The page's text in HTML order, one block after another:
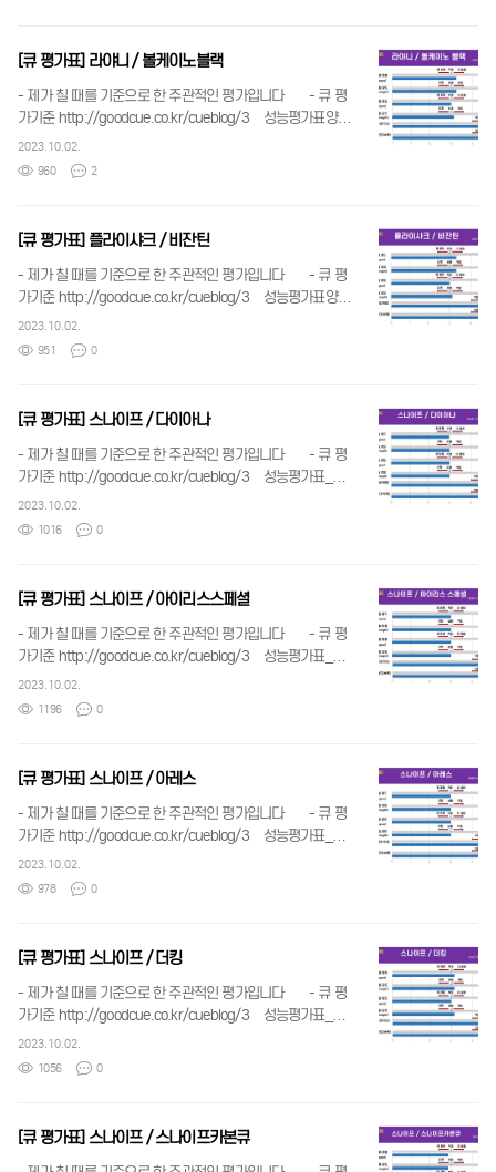
[큐 평가표] 라야니 / 볼케이노블랙
- 제가 칠 때를 기준으로 한 주관적인 평가입니다 - 큐 평
가기준 http://goodcue.co.kr/cueblog/3 성능평가표양식
_라야니_볼케이노블랙.jpg 166.25 KB 큐성능 구분 및 수
치기준.jpg 175.28 KB
2023.10.02.
960
2
[큐 평가표] 플라이샤크 / 비잔틴
- 제가 칠 때를 기준으로 한 주관적인 평가입니다 - 큐 평
가기준 http://goodcue.co.kr/cueblog/3 성능평가표양식
_플라이샤크_비잔틴.jpg 165.17 KB 큐성능 구분 및 수치
기준.jpg 175.28 KB
2023.10.02.
951
0
[큐 평가표] 스나이프 / 다이아나
- 제가 칠 때를 기준으로 한 주관적인 평가입니다 - 큐 평
가기준 http://goodcue.co.kr/cueblog/3 성능평가표_스
나이프_다이아나.png 120.96 KB 큐성능 구분 및 수치기
준.jpg 175.28 KB
2023.10.02.
1016
0
[큐 평가표] 스나이프 / 아이리스스페셜
- 제가 칠 때를 기준으로 한 주관적인 평가입니다 - 큐 평
가기준 http://goodcue.co.kr/cueblog/3 성능평가표_스
나이프_아이리스스페셜.png 129.45 KB 큐성능 구분 및
수치기준.jpg 175.28 KB
2023.10.02.
1196
0
[큐 평가표] 스나이프 / 아레스
- 제가 칠 때를 기준으로 한 주관적인 평가입니다 - 큐 평
가기준 http://goodcue.co.kr/cueblog/3 성능평가표_스
나이프_아레스.png 123.14 KB 큐성능 구분 및 수치기
준.jpg 175.28 KB
2023.10.02.
978
0
[큐 평가표] 스나이프 / 더킹
- 제가 칠 때를 기준으로 한 주관적인 평가입니다 - 큐 평
가기준 http://goodcue.co.kr/cueblog/3 성능평가표_스
나이프_더킹.png 119.77 KB 큐성능 구분 및 수치기
준.jpg 175.28 KB
2023.10.02.
1056
0
[큐 평가표] 스나이프 / 스나이프카본큐